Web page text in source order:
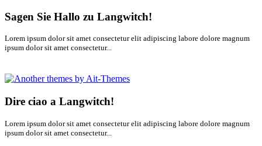
Sagen Sie Hallo zu Langwitch!
Lorem ipsum dolor sit amet consectetur elit adipiscing labore dolore magnum
ipsum dolor sit amet consectetur...
Dire ciao a Langwitch!
Lorem ipsum dolor sit amet consectetur elit adipiscing labore dolore magnum
ipsum dolor sit amet consectetur...